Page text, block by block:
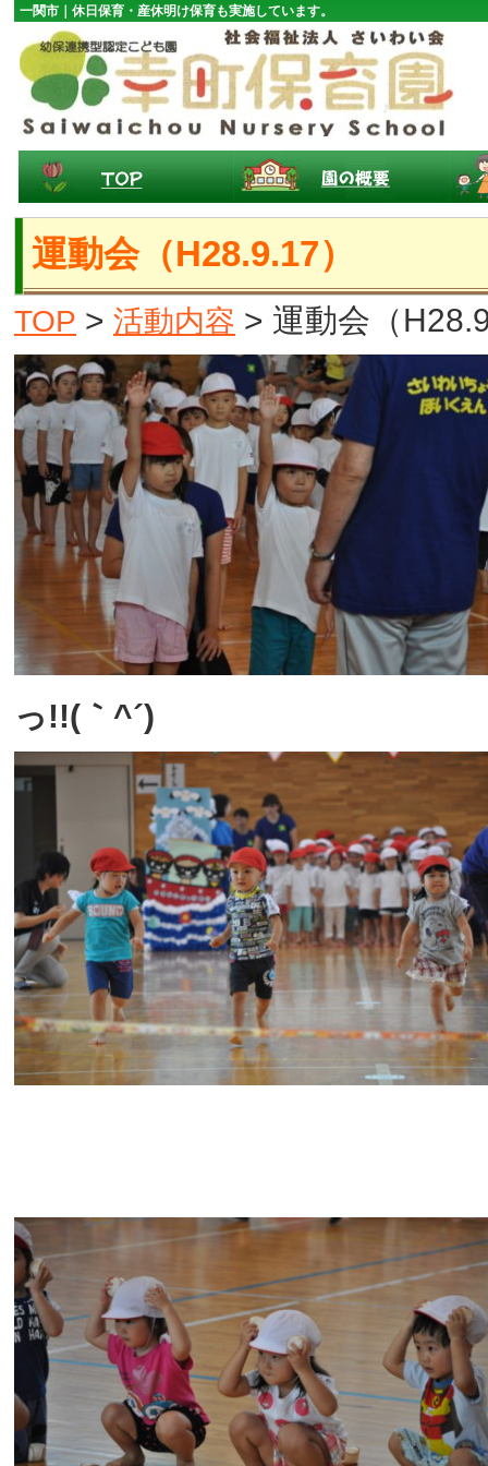
一関市｜休日保育・産休明け保育も実施しています。
運動会（H28.9.17）
TOP > 活動内容 > 運動会（
っ!!(｀^´)